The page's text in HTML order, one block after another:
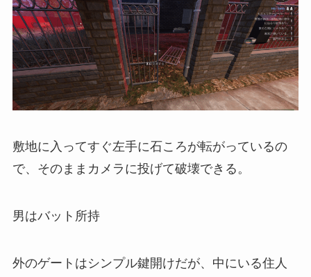
敷地に入ってすぐ左手に石ころが転がっているの
で、そのままカメラに投げて破壊できる。
男はバット所持
外のゲートはシンプル鍵開けだが、中にいる住人